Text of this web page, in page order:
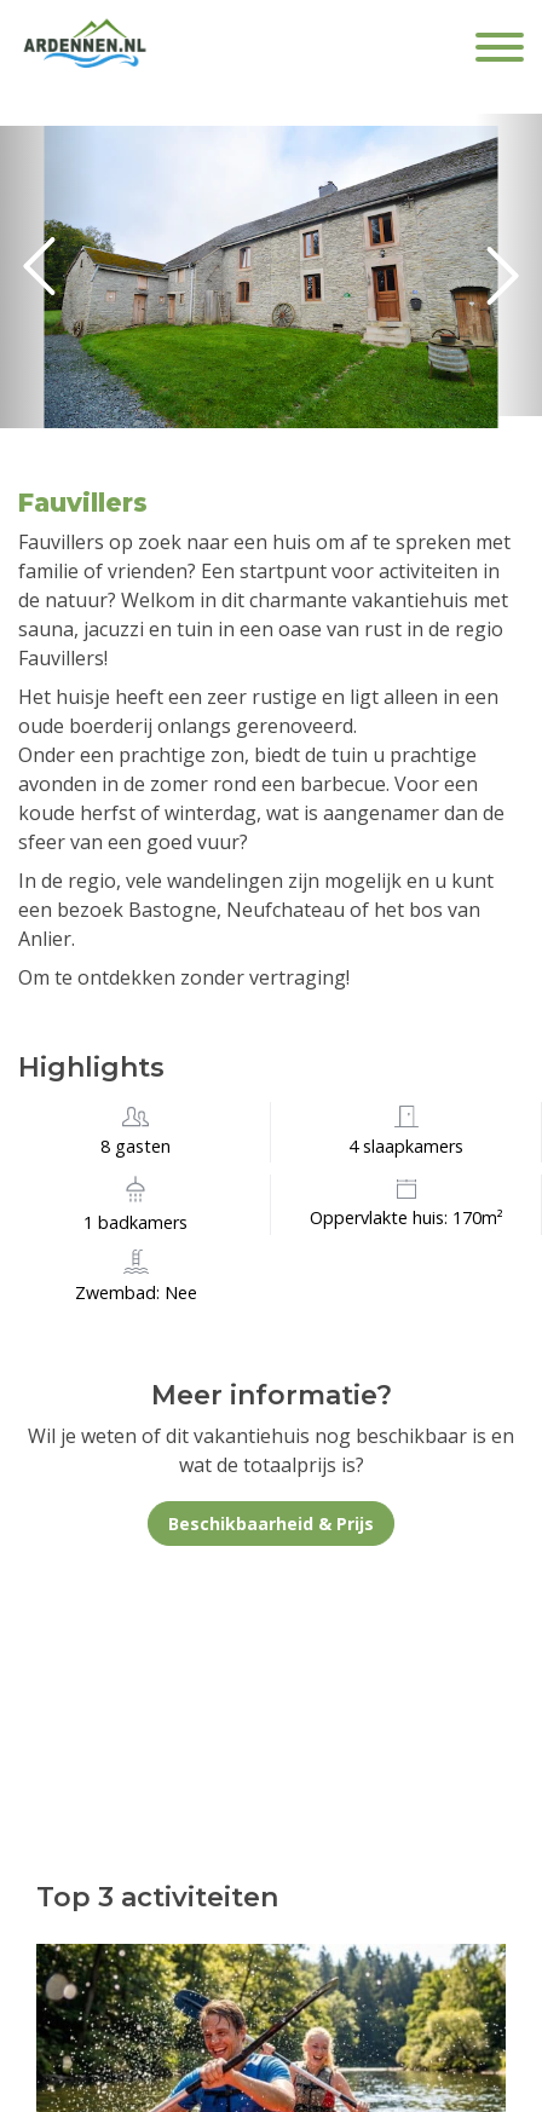
Fauvillers
Fauvillers op zoek naar een huis om af te spreken met
familie of vrienden? Een startpunt voor activiteiten in
de natuur? Welkom in dit charmante vakantiehuis met
sauna, jacuzzi en tuin in een oase van rust in de regio
Fauvillers!
Het huisje heeft een zeer rustige en ligt alleen in een
oude boerderij onlangs gerenoveerd.
Onder een prachtige zon, biedt de tuin u prachtige
avonden in de zomer rond een barbecue. Voor een
koude herfst of winterdag, wat is aangenamer dan de
sfeer van een goed vuur?
In de regio, vele wandelingen zijn mogelijk en u kunt
een bezoek Bastogne, Neufchateau of het bos van
Anlier.
Om te ontdekken zonder vertraging!
Highlights
8 gasten 4 slaapkamers
1 badkamers Oppervlakte huis: 170m²
Zwembad: Nee
Meer informatie?
Wil je weten of dit vakantiehuis nog beschikbaar is en
wat de totaalprijs is?
Beschikbaarheid & Prijs
Top 3 activiteiten